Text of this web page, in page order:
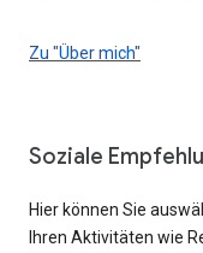
Zu "Über mich"
Soziale
Hier können Sie
Ihren Aktivitäten wie